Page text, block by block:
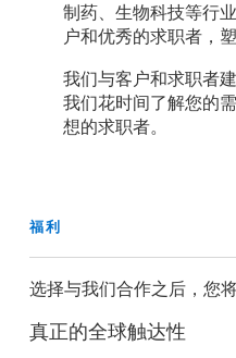
制药、生物科技等行
户和优秀的求职者，
我们与客户和求职者
我们花时间了解您的
想的求职者。
福利
选择与我们合作之后，您
真正的全球触达性